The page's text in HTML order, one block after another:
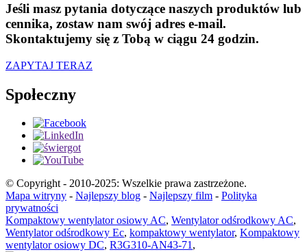
Jeśli masz pytania dotyczące naszych produktów lub
cennika, zostaw nam swój adres e-mail.
Skontaktujemy się z Tobą w ciągu 24 godzin.
ZAPYTAJ TERAZ
Społeczny
© Copyright - 2010-2025: Wszelkie prawa zastrzeżone.
Mapa witryny - Najlepszy blog - Najlepszy film - Polityka
prywatności
Kompaktowy wentylator osiowy AC, Wentylator odśrodkowy AC,
Wentylator odśrodkowy Ec, kompaktowy wentylator, Kompaktowy
wentylator osiowy DC, R3G310-AN43-71,